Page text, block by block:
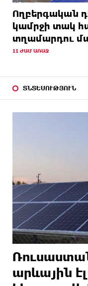
Ողբերգական
կամրջի տակ
տղամարդու
11 ԺԱՄ ԱՌԱՋ
ՏՆՏԵՍՈՒԹՅՈՒՆ
արևային